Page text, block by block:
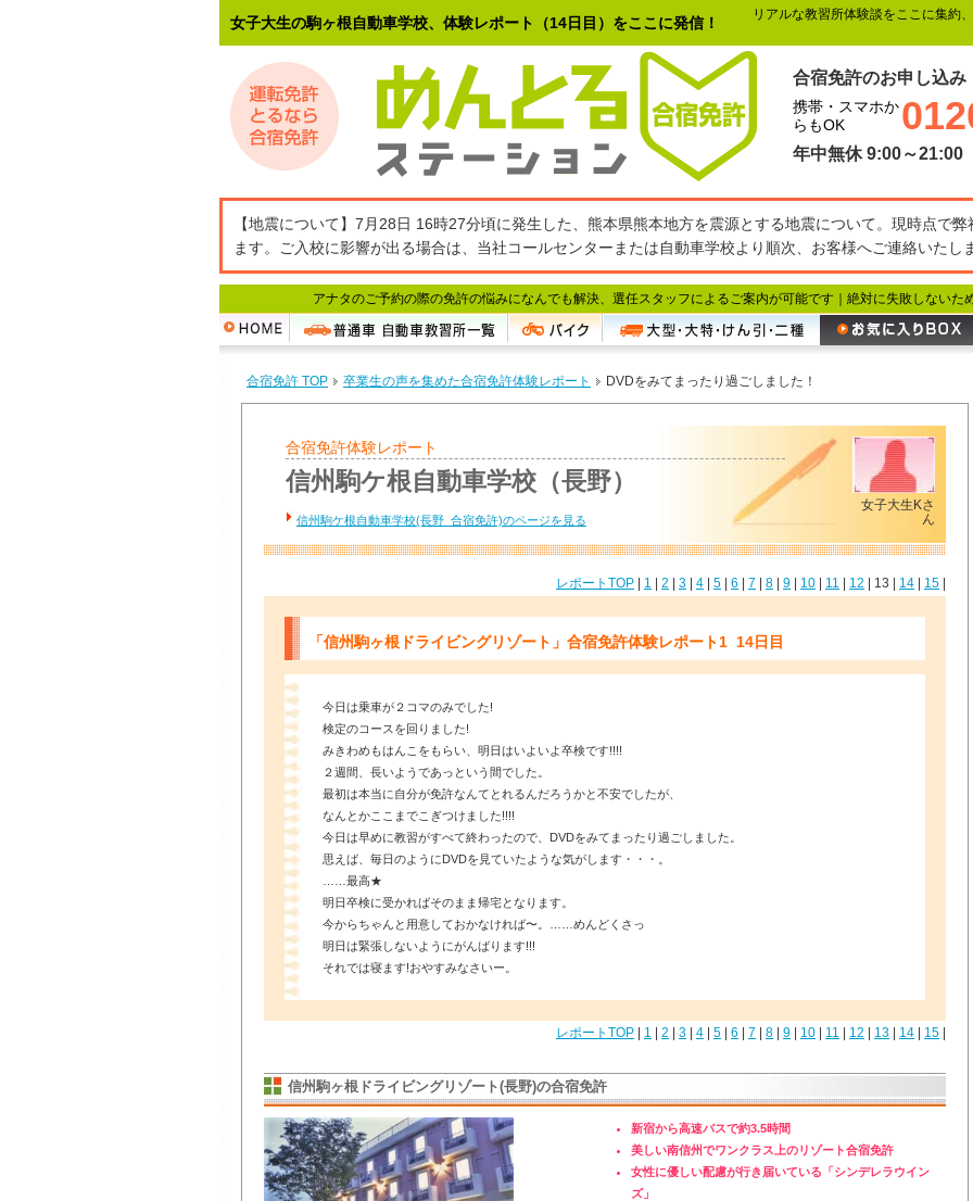
女子大生の駒ヶ根自動車学校、体験レポート（14日目）をここに発信！ リアルな教習所体験談をここに集約
合宿免許のお申し込み
携帯・スマホか
らもOK
年中無休 9:00～21:00
【地震について】7月28日 16時27分頃に発生した、熊本県熊本地方を震源とする地震について。現時点で
ます。ご入校に影響が出る場合は、当社コールセンターまたは自動車学校より順次、お客様へご連絡いたし
アナタのご予約の際の免許の悩みになんでも解決、選任スタッフによるご案内が可能です｜ 絶対に失敗しないた
合宿免許 TOP 卒業生の声を集めた合宿免許体験レポート DVDをみてまったり過ごしました！
合宿免許体験レポート
信州駒ケ根自動車学校（長野）
信州駒ケ根自動車学校(長野 合宿免許)のページを見る
女子大生Kさ
ん
レポートTOP 1 2 3 4 5 6 7 8 9 10 11 12 | 13 | 14 15
「信州駒ヶ根ドライビングリゾート」合宿免許体験レポート1 14日目
今日は乗車が２コマのみでした!
検定のコースを回りました!
みきわめもはんこをもらい、明日はいよいよ卒検です!!!!
２週間、長いようであっという間でした。
最初は本当に自分が免許なんてとれるんだろうかと不安でしたが、
なんとかここまでこぎつけました!!!!
今日は早めに教習がすべて終わったので、DVDをみてまったり過ごしました。
思えば、毎日のようにDVDを見ていたような気がします・・・。
……最高★
明日卒検に受かればそのまま帰宅となります。
今からちゃんと用意しておかなければ〜。……めんどくさっ
明日は緊張しないようにがんばります!!!
それでは寝ます!おやすみなさいー。
レポートTOP 1 2 3 4 5 6 7 8 9 10 11 12 13 14 15
信州駒ヶ根ドライビングリゾート(長野)の合宿免許
新宿から高速バスで約3.5時間
美しい南信州でワンクラス上のリゾート合宿免許
女性に優しい配慮が行き届いている「シンデレラウイン
ズ」